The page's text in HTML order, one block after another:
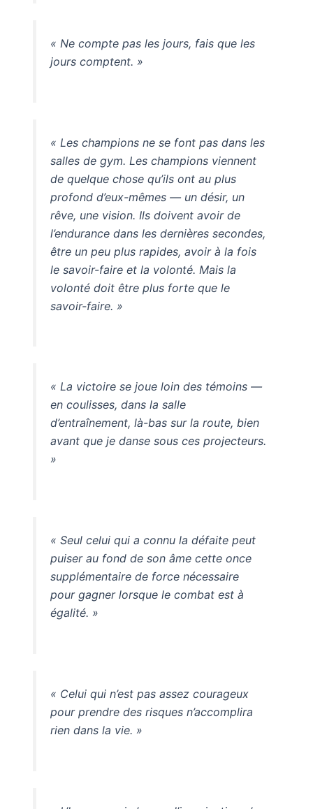
« Ne compte pas les jours, fais que les
jours comptent. »
« Les champions ne se font pas dans les
salles de gym. Les champions viennent
de quelque chose qu’ils ont au plus
profond d’eux-mêmes — un désir, un
rêve, une vision. Ils doivent avoir de
l’endurance dans les dernières secondes,
être un peu plus rapides, avoir à la fois
le savoir-faire et la volonté. Mais la
volonté doit être plus forte que le
savoir-faire. »
« La victoire se joue loin des témoins —
en coulisses, dans la salle
d’entraînement, là-bas sur la route, bien
avant que je danse sous ces projecteurs.
»
« Seul celui qui a connu la défaite peut
puiser au fond de son âme cette once
supplémentaire de force nécessaire
pour gagner lorsque le combat est à
égalité. »
« Celui qui n’est pas assez courageux
pour prendre des risques n’accomplira
rien dans la vie. »